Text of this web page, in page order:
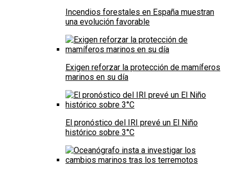
Incendios forestales en España muestran
una evolución favorable
Exigen reforzar la protección de mamíferos
marinos en su día
El pronóstico del IRI prevé un El Niño
histórico sobre 3°C